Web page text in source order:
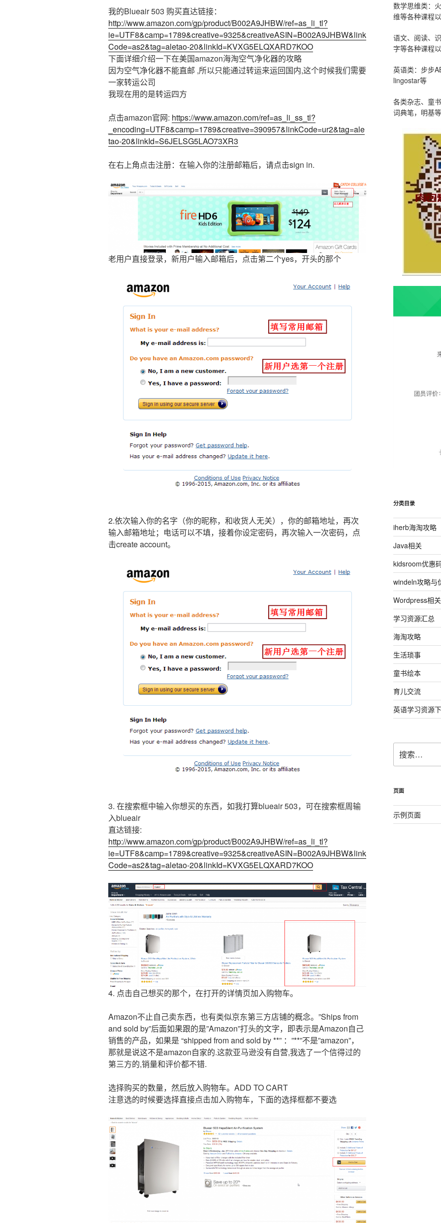
我的Blueair 503 购买直达链接：
http://www.amazon.com/gp/product/B002A9JHBW/ref=as_li_tl?
ie=UTF8&camp=1789&creative=9325&creativeASIN=B002A9JHBW&link
Code=as2&tag=aletao-20&linkId=KVXG5ELQXARD7KOO
下面详细介绍一下在美国amazon海淘空气净化器的攻略
因为空气净化器不能直邮 ,所以只能通过转运来运回国内,这个时候我们需要
一家转运公司
我现在用的是转运四方
点击amazon官网: https://www.amazon.com/ref=as_li_ss_tl?
_encoding=UTF8&camp=1789&creative=390957&linkCode=ur2&tag=ale
tao-20&linkId=S6JELSG5LAO73XR3
在右上角点击注册：在输入你的注册邮箱后，请点击sign in.
老用户直接登录，新用户输入邮箱后，点击第二个yes，开头的那个
2.依次输入你的名字（你的昵称，和收货人无关），你的邮箱地址，再次
输入邮箱地址；电话可以不填，接着你设定密码，再次输入一次密码，点
击create account。
3. 在搜索框中输入你想买的东西，如我打算blueair 503，可在搜索框周输
入blueair
直达链接:
http://www.amazon.com/gp/product/B002A9JHBW/ref=as_li_tl?
ie=UTF8&camp=1789&creative=9325&creativeASIN=B002A9JHBW&link
Code=as2&tag=aletao-20&linkId=KVXG5ELQXARD7KOO
4. 点击自己想买的那个，在打开的详情页加入购物车。
Amazon不止自己卖东西，也有类似京东第三方店铺的概念。”Ships from
and sold by”后面如果跟的是”Amazon”打头的文字，即表示是Amazon自己
销售的产品，如果是 “shipped from and sold by **” ：”**”不是”amazon”，
那就是说这不是amazon自家的.这款亚马逊没有自营,我选了一个信得过的
第三方的,销量和评价都不错.
选择购买的数量，然后放入购物车。ADD TO CART
注意选的时候要选择直接点击加入购物车，下面的选择框都不要选
数学思维类：
维等各种课程
语文、阅读、
字等各种课程
英语类：步步
lingostar等
各类杂志、童
词典笔，明基
分类目录
iherb海淘攻略
Java相关
kidsroom优惠
windeln攻略与
Wordpress相关
学习资源汇总
海淘攻略
生活琐事
童书绘本
育儿交流
英语学习资源
索：
页面
示例页面